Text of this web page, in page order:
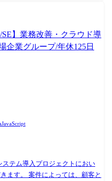
しいマーケットを開拓する」
うな環境下で一緒に成長してい
をお待ちしております！ 従事
務
書の作成 ・成果物レビュー ●活か
る実装経験 ・Outsystemsを用い
/SE】業務改善・クラウド導
企業グループ/年休125日
JavaScript
ステム導入プロジェクトにおい
ます。 案件によっては、顧客と